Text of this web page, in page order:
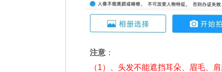
注意 ：
（1）、头发不能遮挡耳朵、眉毛、